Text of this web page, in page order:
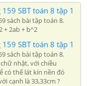
SBT toán 8 tập 1
sách bài tập toán 8.
+ 2ab + b^2
SBT toán 8 tập 1
sách bài tập toán 8.
nhật, với chiều
có thể lát kín nền đó
cạnh là 33,33cm ?